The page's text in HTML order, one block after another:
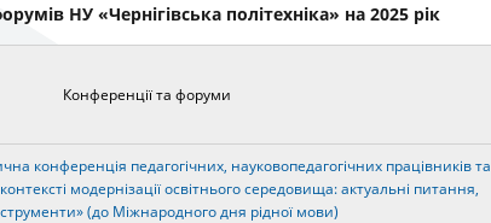
НУ «Чернігівська політехніка» на 2025 рік
Конференції та форуми
конференція педагогічних, науковопедагогічних працівників та
модернізації освітнього середовища: актуальні питання,
(до Міжнародного дня рідної мови)